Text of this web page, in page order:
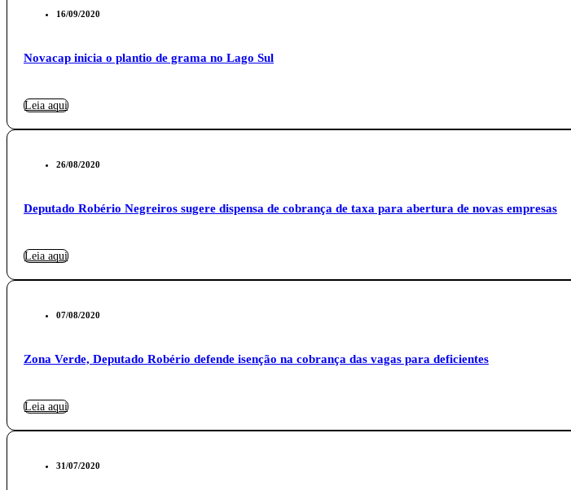
16/09/2020
Novacap inicia o plantio de grama no Lago Sul
Leia aqui
26/08/2020
Deputado Robério Negreiros sugere dispensa de cobrança de taxa para abertura de novas empresas
Leia aqui
07/08/2020
Zona Verde, Deputado Robério defende isenção na cobrança das vagas para deficientes
Leia aqui
31/07/2020